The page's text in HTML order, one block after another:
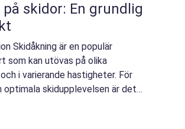
på skidor: En grundlig
Skidåkning är en populär
som kan utövas på olika
i varierande hastigheter. För
skidupplevelsen är det